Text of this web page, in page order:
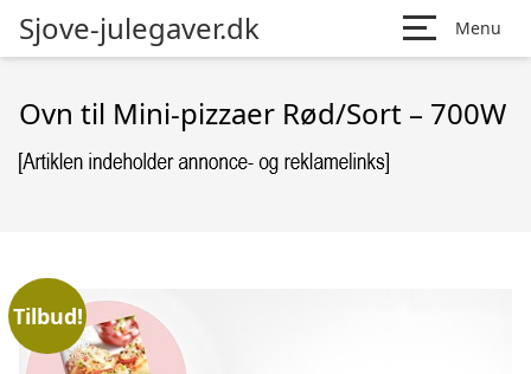
Sjove-julegaver.dk Menu
Ovn til Mini-pizzaer Rød/Sort – 700W
Tilbud!